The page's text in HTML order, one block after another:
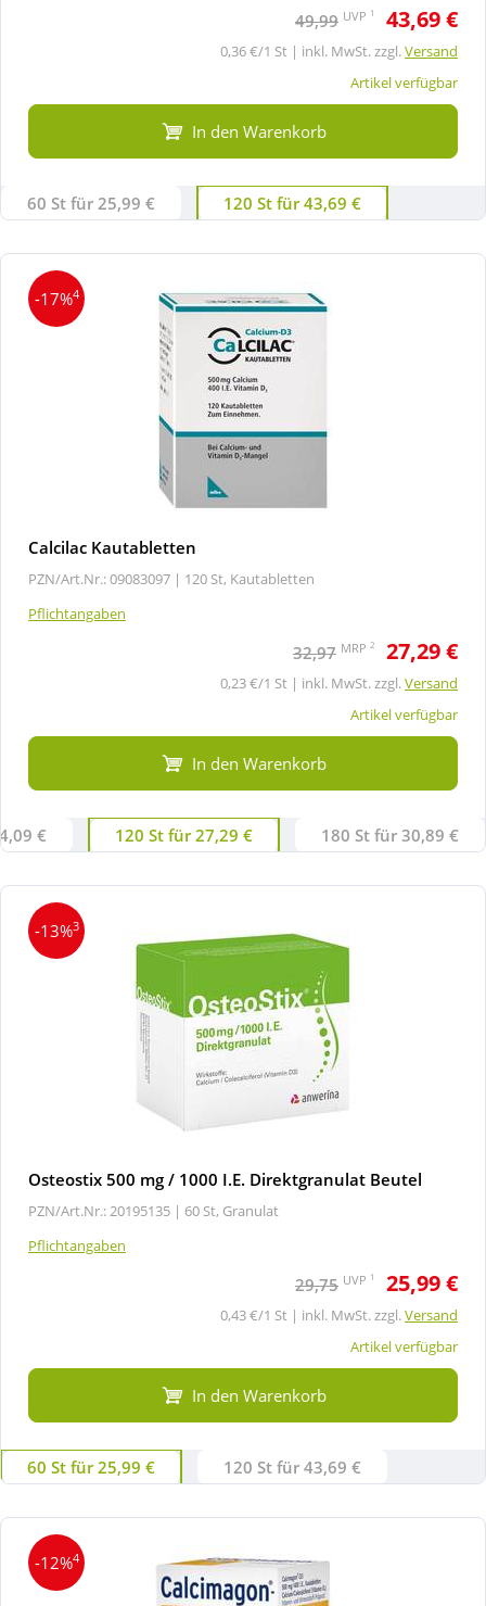
49,99 UVP 1 43,69 €
0,36 €/1 St | inkl. MwSt. zzgl.Versand
Artikel verfügbar
In den Warenkorb
60 St für 25,99 € 120 St für 43,69 €
-17%4
Calcilac Kautabletten
PZN/Art.Nr.: 09083097 | 120 St, Kautabletten
Pflichtangaben
32,97 MRP 2 27,29 €
0,23 €/1 St | inkl. MwSt. zzgl.Versand
Artikel verfügbar
In den Warenkorb
€ 120 St für 27,29 € 180 St für 30,89 €
-13%3
Osteostix 500 mg / 1000 I.E. Direktgranulat Beutel
PZN/Art.Nr.: 20195135 | 60 St, Granulat
Pflichtangaben
29,75 UVP 1 25,99 €
0,43 €/1 St | inkl. MwSt. zzgl.Versand
Artikel verfügbar
In den Warenkorb
60 St für 25,99 € 120 St für 43,69 €
-12%4